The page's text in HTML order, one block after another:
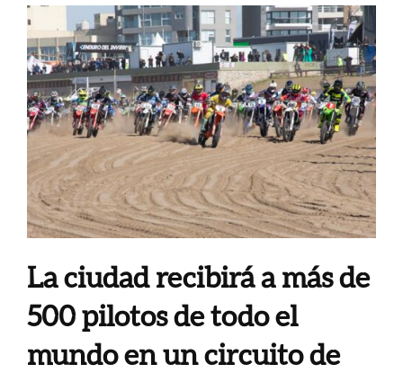
La ciudad recibirá a más de
500 pilotos de todo el
mundo en un circuito de